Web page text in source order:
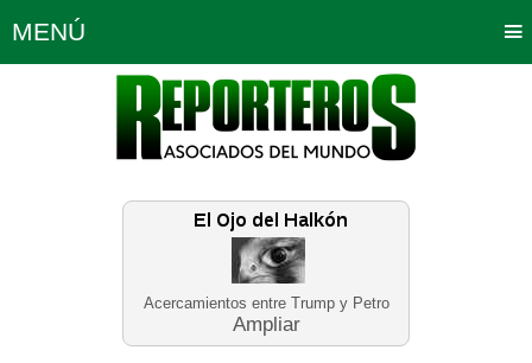
Acercamientos entre Trump y Petro
Ampliar
MENÚ
Política Opinión Bogotá
Planeta Tierra Deportes
Educación Neira